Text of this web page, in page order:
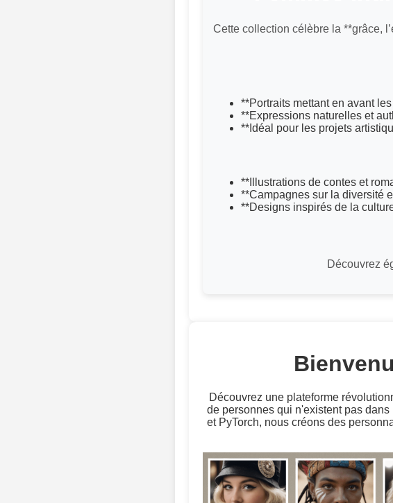
Cette collection célèbre la **grâce,
**Portraits mettant en avant
**Expressions naturelles et
**Idéal pour les projets
**Illustrations de contes et
**Campagnes sur la diversité
**Designs inspirés de la
Découvrez
Découvrez une plateforme
de personnes qui n'existent pas
et PyTorch, nous créons des